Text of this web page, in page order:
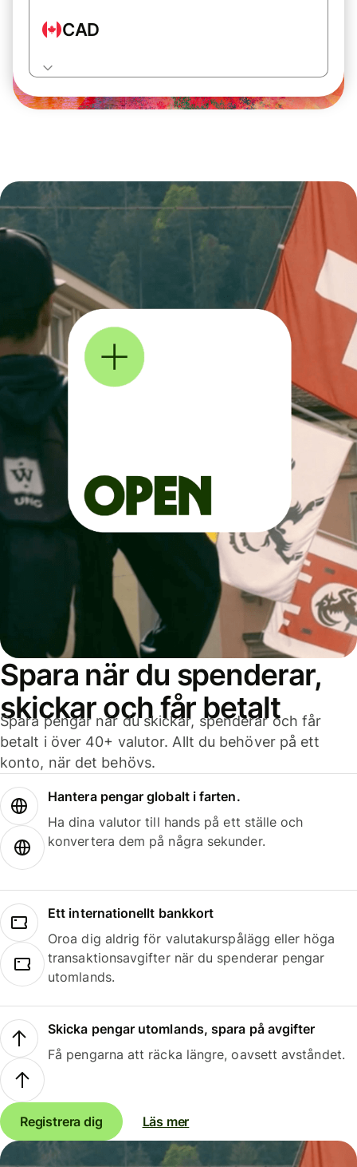
CAD
Spara när du spenderar,
skickar och får betalt
Spara pengar när du skickar, spenderar och får
betalt i över 40+ valutor. Allt du behöver på ett
konto, när det behövs.
Hantera pengar globalt i farten.
Ha dina valutor till hands på ett ställe och
konvertera dem på några sekunder.
Ett internationellt bankkort
Oroa dig aldrig för valutakurspålägg eller höga
transaktionsavgifter när du spenderar pengar
utomlands.
Skicka pengar utomlands, spara på avgifter
Få pengarna att räcka längre, oavsett avståndet.
Registrera dig Läs mer